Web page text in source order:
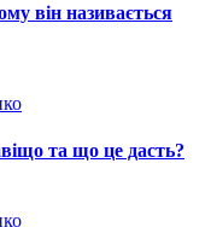
він називається
та що це даcть?